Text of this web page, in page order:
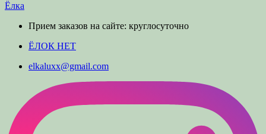
Ёлка
Прием заказов на сайте: круглосуточно
ЁЛОК НЕТ
elkaluxx@gmail.com